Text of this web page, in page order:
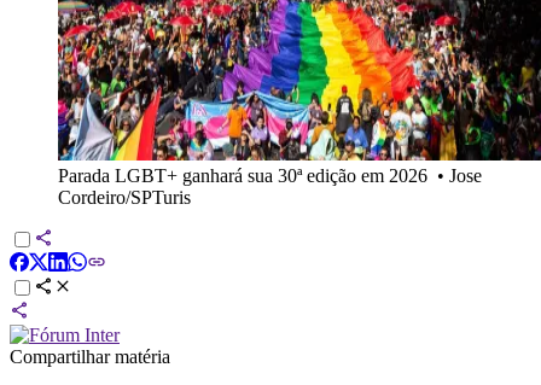
Parada LGBT+ ganhará sua 30ª edição em 2026 • Jose
Cordeiro/SPTuris
Compartilhar matéria